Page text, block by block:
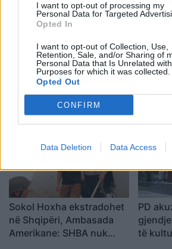
I want to opt-out of processing my
Personal Data for Targeted
Opted In
I want to opt-out of Collection, Use,
Retention, Sale, and/or Sharing of
Personal Data that Is Unrelated
Purposes for which it was collected.
Opted Out
CONFIRM
Data Deletion Data Access
Protesta e dytë në
Memaliaj kundër reformës
territoriale, banorët
refuzojnë bashkimin me
Tepelenën
Sokol Hoxha ekstradohet
në Shqipëri, Ambasada
Amerikane: SHBA nuk
PD
të